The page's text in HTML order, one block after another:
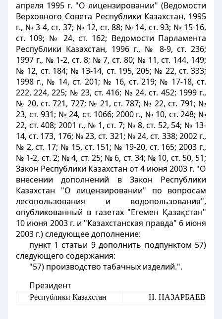
апреля 1995 г. "О лицензировании" (Ведомости
Верховного Совета Республики Казахстан, 1995
г., № 3-4, ст. 37; № 12, ст. 88; № 14, ст. 93; № 15-16,
ст. 109; № 24, ст. 162; Ведомости Парламента
Республики Казахстан, 1996 г., № 8-9, ст. 236;
1997 г., № 1-2, ст. 8; № 7, ст. 80; № 11, ст. 144, 149;
№ 12, ст. 184; № 13-14, ст. 195, 205; № 22, ст. 333;
1998 г., № 14, ст. 201; № 16, ст. 219; № 17-18, ст.
222, 224, 225; № 23, ст. 416; № 24, ст. 452; 1999 г.,
№ 20, ст. 721, 727; № 21, ст. 787; № 22, ст. 791; №
23, ст. 931; № 24, ст. 1066; 2000 г., № 10, ст. 248; №
22, ст. 408; 2001 г., № 1, ст. 7; № 8, ст. 52, 54; № 13-
14, ст. 173, 176; № 23, ст. 321; № 24, ст. 338; 2002 г.,
№ 2, ст. 17; № 15, ст. 151; № 19-20, ст. 165; 2003 г.,
№ 1-2, ст. 2; № 4, ст. 25; № 6, ст. 34; № 10, ст. 50, 51;
Закон Республики Казахстан от 4 июня 2003 г. "О
внесении дополнений в Закон Республики
Казахстан "О лицензировании" по вопросам
лесопользования и водопользования",
опубликованный в газетах "Егемен Қазақстан"
10 июня 2003 г. и "Казахстанская правда" 6 июня
2003 г.) следующее дополнение:
пункт 1 статьи 9 дополнить подпунктом 57)
следующего содержания:
"57) производство табачных изделий.".
Президент
Республики Казахстан Н. НАЗАРБАЕВ